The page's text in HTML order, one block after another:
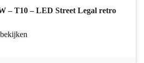
– T10 – LED Street Legal retro